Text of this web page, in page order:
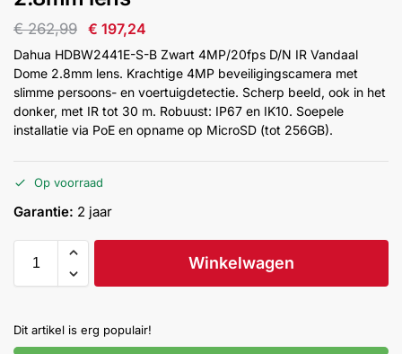
Branddetectie
Inbraakbeveiliging
Merken
Help &
service
€262,99 € 197,24
Dahua HDBW2441E-S-B Zwart 4MP/20fps D/N IR Vandaal
Dome 2.8mm lens. Krachtige 4MP beveiligingscamera met
slimme persoons- en voertuigdetectie. Scherp beeld, ook in het
donker, met IR tot 30 m. Robuust: IP67 en IK10. Soepele
installatie via PoE en opname op MicroSD (tot 256GB).
Op voorraad
Garantie: 2 jaar
Winkelwagen
Dit artikel is erg populair!